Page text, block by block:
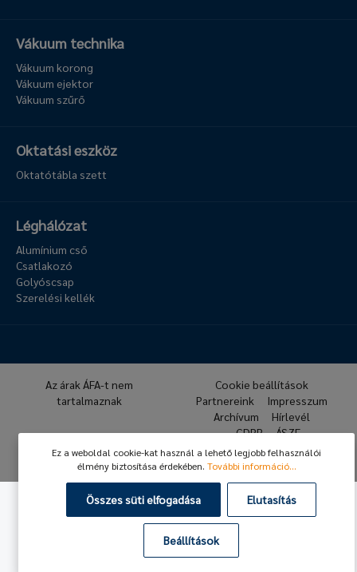
Vákuum technika
Vákuum korong
Vákuum ejektor
Vákuum szűrő
Oktatási eszköz
Oktatótábla szett
Léghálózat
Alumínium cső
Csatlakozó
Golyóscsap
Szerelési kellék
© 2026 Hafner Pneumatika
Az árak ÁFA-t nem
tartalmaznak
Cookie beállítások
Partnereink
Impresszum
Archívum
Hírlevél
GDPR
ÁSZF
Ez a weboldal cookie-kat használ a lehető legjobb felhasználói
élmény biztosítása érdekében. További információ...
Összes süti elfogadása Elutasítás
Beállítások